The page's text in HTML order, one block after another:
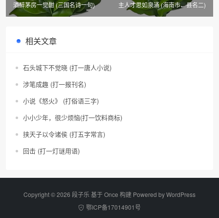
酒醉茅房一觉酣 (三国名诗一句)
主人才思如泉涌 (海南市、县名二)
相关文章
石头城下不觉晓 (打一唐人小说)
涉笔成趣 (打一报刊名)
小说《怒火》 (打俗语三字)
小小少年，很少烦恼(打一饮料商标)
挟天子以令诸侯 (打五字常言)
回击 (打一灯谜用语)
Copyright © 2026 段子乐 基于 Once 构建 Powered byWordPress
鄂ICP备17014901号